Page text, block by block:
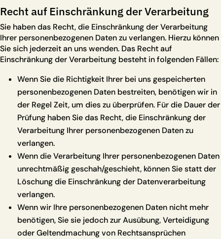
Recht auf Einschränkung der Verarbeitung
Sie haben das Recht, die Einschränkung der Verarbeitung
Ihrer personenbezogenen Daten zu verlangen. Hierzu können
Sie sich jederzeit an uns wenden. Das Recht auf
Einschränkung der Verarbeitung besteht in folgenden Fällen:
Wenn Sie die Richtigkeit Ihrer bei uns gespeicherten
personenbezogenen Daten bestreiten, benötigen wir in
der Regel Zeit, um dies zu überprüfen. Für die Dauer der
Prüfung haben Sie das Recht, die Einschränkung der
Verarbeitung Ihrer personenbezogenen Daten zu
verlangen.
Wenn die Verarbeitung Ihrer personenbezogenen Daten
unrechtmäßig geschah/geschieht, können Sie statt der
Löschung die Einschränkung der Datenverarbeitung
verlangen.
Wenn wir Ihre personenbezogenen Daten nicht mehr
benötigen, Sie sie jedoch zur Ausübung, Verteidigung
oder Geltendmachung von Rechtsansprüchen